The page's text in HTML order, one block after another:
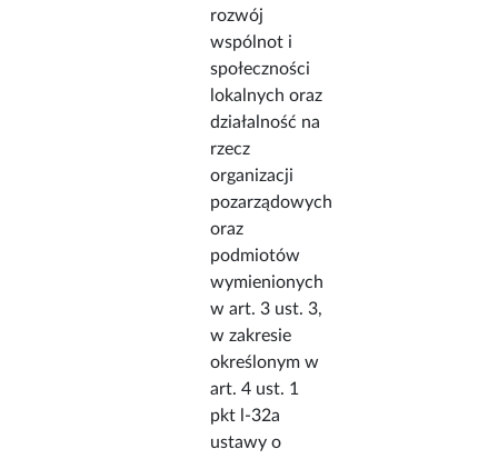
rozwój
wspólnot i
społeczności
lokalnych oraz
działalność na
rzecz
organizacji
pozarządowych
oraz
podmiotów
wymienionych
w art. 3 ust. 3,
w zakresie
określonym w
art. 4 ust. 1
pkt l-32a
ustawy o